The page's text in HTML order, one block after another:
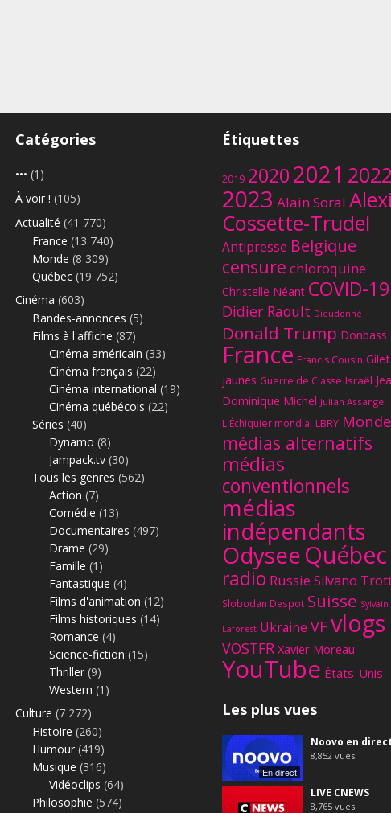
Catégories
••• (1)
À voir ! (105)
Actualité (41 770)
France (13 740)
Monde (8 309)
Québec (19 752)
Cinéma (603)
Bandes-annonces (5)
Films à l'affiche (87)
Cinéma américain (33)
Cinéma français (22)
Cinéma international (19)
Cinéma québécois (22)
Séries (40)
Dynamo (8)
Jampack.tv (30)
Tous les genres (562)
Action (7)
Comédie (13)
Documentaires (497)
Drame (29)
Famille (1)
Fantastique (4)
Films d'animation (12)
Films historiques (14)
Romance (4)
Science-fiction (15)
Thriller (9)
Western (1)
Culture (7 272)
Histoire (260)
Humour (419)
Musique (316)
Vidéoclips (64)
Philosophie (574)
Étiquettes
2019 20202021
2023 Alain Soral
Cossette-Trudel
Antipresse Belgique
censure chloroquine
Christelle Néant COVID-19
Didier Raoult Dieudonné
Donald Trump Donbass
France Francis Cousin
jaunes Guerre de Classe Israël
Dominique Michel Julian Assange
L'Échiquier mondial LBRY Monde
médias alternatifs
médias
conventionnels
médias
indépendants
OdyseeQuébec
radio Russie Silvano
Slobodan Despot Suisse Sylvain
Laforest Ukraine VFvlogs
VOSTFR Xavier Moreau
YouTube États-Unis
Les plus vues
En direct
Noovo en
8,852 vues
LIVE CNEWS
8,765 vues